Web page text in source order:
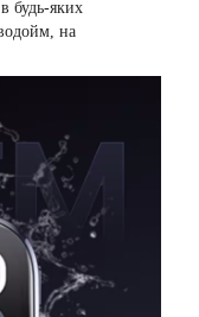
будь-яких
на